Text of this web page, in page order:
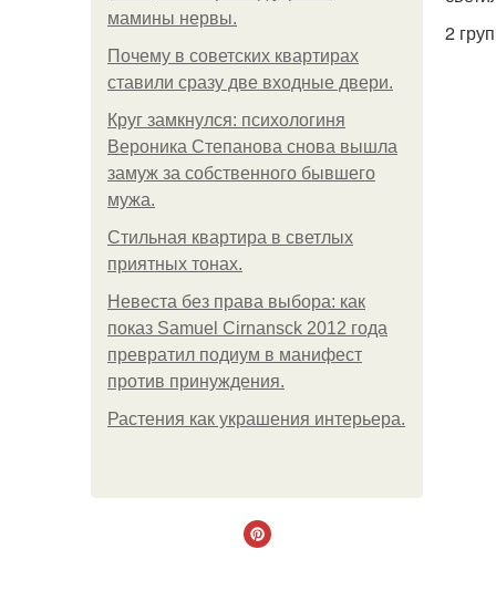
мамины нервы.
Почему в советских квартирах
ставили сразу две входные двери.
Круг замкнулся: психологиня
Вероника Степанова снова вышла
замуж за собственного бывшего
мужа.
Стильная квартира в светлых
приятных тонах.
Невеста без права выбора: как
показ Samuel Cirnansck 2012 года
превратил подиум в манифест
против принуждения.
Растения как украшения интерьера.
2